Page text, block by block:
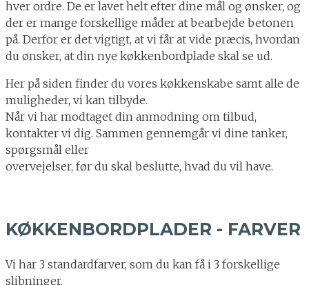
hver ordre. De er lavet helt efter dine mål og ønsker, og
der er mange forskellige måder at bearbejde betonen
på. Derfor er det vigtigt, at vi får at vide præcis, hvordan
du ønsker, at din nye køkkenbordplade skal se ud.
Her på siden finder du vores køkkenskabe samt alle de
muligheder, vi kan tilbyde.
Når vi har modtaget din anmodning om tilbud,
kontakter vi dig. Sammen gennemgår vi dine tanker,
spørgsmål eller
overvejelser, før du skal beslutte, hvad du vil have.
KØKKENBORDPLADER - FARVER
Vi har 3 standardfarver, som du kan få i 3 forskellige
slibninger.